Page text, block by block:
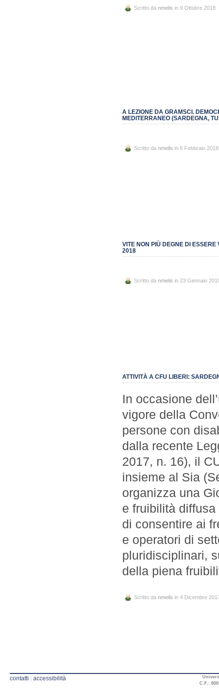
Scritto da nmelis in 9 Ottobre 2018
A LEZIONE DA GRAMSCI.
MEDITERRANEO (SARDEGNA,
Scritto da nmelis in 5 Febbraio 2018
VITE NON PIÙ DEGNE DI
2018
Scritto da nmelis in 23 Gennaio
ATTIVITÀ A CFU LIBERI:
In occasione
vigore della
persone con
dalla recente
2017, n. 16), il
insieme al Sia
organizza una
e fruibilità diffusa
di consentire ai
e operatori di
pluridisciplinari,
della piena
Scritto da nmelis in 4 Dicembre
contatti accessibilità
C.F.: